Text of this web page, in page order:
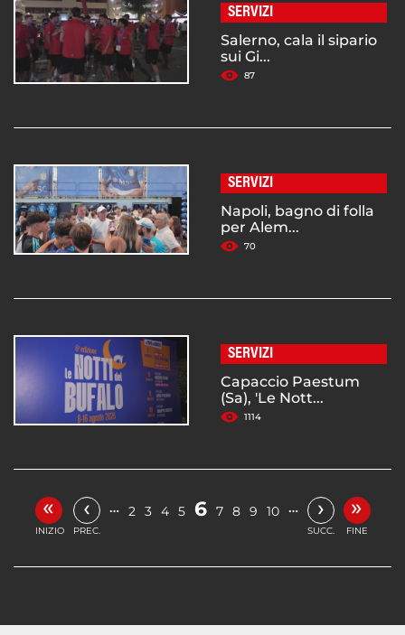
SERVIZI
Salerno, cala il sipario
sui Gi...
87
SERVIZI
Napoli, bagno di folla
per Alem...
70
SERVIZI
Capaccio Paestum
(Sa), 'Le Nott...
1114
«
INIZIO
‹
PREC.
… 2 3 4 5 6 7 8 9 10 … ›
SUCC.
»
FINE